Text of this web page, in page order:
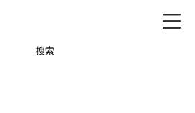
搜索